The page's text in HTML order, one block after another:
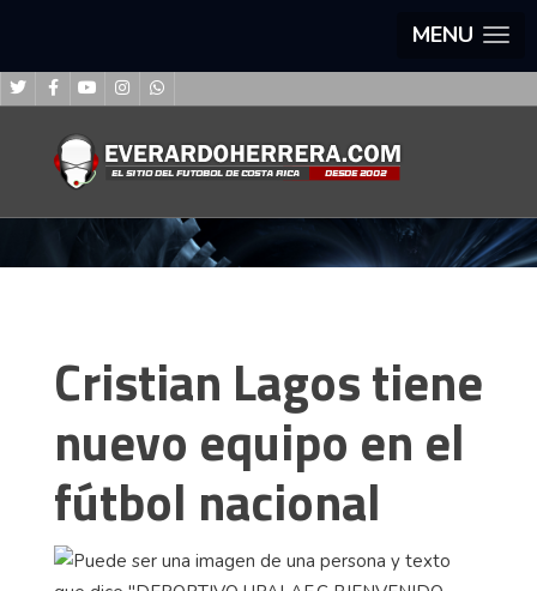
MENU
Cristian Lagos tiene
nuevo equipo en el
fútbol nacional